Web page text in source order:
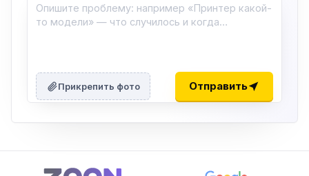
Прикрепить фото Отправить